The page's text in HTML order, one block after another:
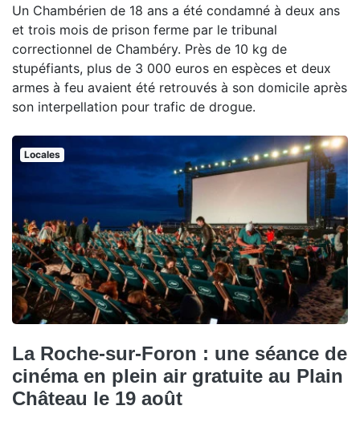
Un Chambérien de 18 ans a été condamné à deux ans
et trois mois de prison ferme par le tribunal
correctionnel de Chambéry. Près de 10 kg de
stupéfiants, plus de 3 000 euros en espèces et deux
armes à feu avaient été retrouvés à son domicile après
son interpellation pour trafic de drogue.
Locales
La Roche-sur-Foron : une séance de
cinéma en plein air gratuite au Plain
Château le 19 août